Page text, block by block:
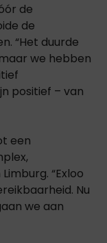
de
de
“Het duurde
we hebben
positief – van
een
“Exloo
Nu
we aan